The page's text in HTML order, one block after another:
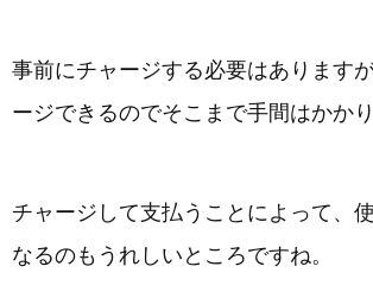
事前にチャージする必要はあります
ージできるのでそこまで手間はかかり
チャージして支払うことによって、
なるのもうれしいところですね。